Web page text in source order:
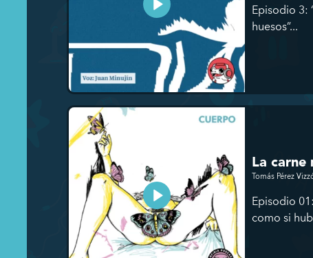
Episodio 3:
huesos”...
La carne
Tomás Pérez
Episodio
como si